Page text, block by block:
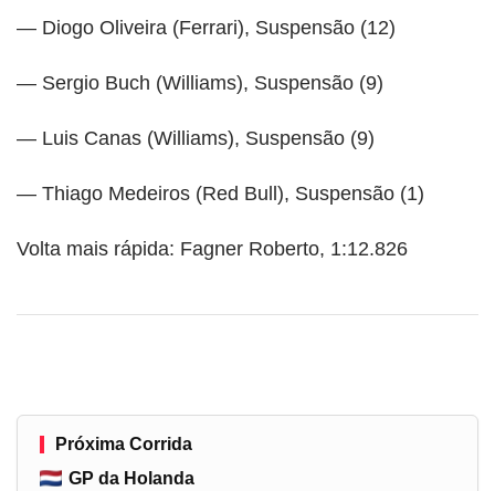
— Diogo Oliveira (Ferrari), Suspensão (12)
— Sergio Buch (Williams), Suspensão (9)
— Luis Canas (Williams), Suspensão (9)
— Thiago Medeiros (Red Bull), Suspensão (1)
Volta mais rápida: Fagner Roberto, 1:12.826
Próxima Corrida
GP da Holanda